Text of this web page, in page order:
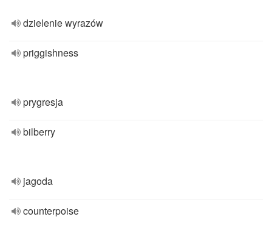
dzielenie wyrazów
priggishness
prygresja
bilberry
jagoda
counterpoise